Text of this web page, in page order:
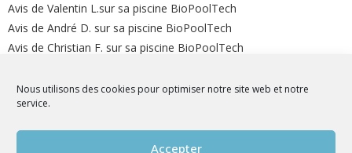
Nous utilisons des cookies pour optimiser notre site web et notre
service.
Accepter
Avis de Valentin L.sur sa piscine BioPoolTech
Avis de André D. sur sa piscine BioPoolTech
Avis de Christian F. sur sa piscine BioPoolTech
Avis de Isabelle M. sur sa piscine BioPoolTech
Avis de Bertha B. sur sa piscine BioPoolTech